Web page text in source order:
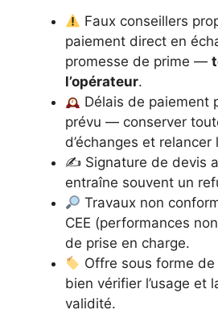
Faux conseillers
paiement direct en
promesse de prime —
l’opérateur.
Délais de paiement
prévu — conserver
d’échanges et relancer
✍️ Signature de devis
entraîne souvent un
Travaux non
CEE (performances
de prise en charge.
Offre sous forme
bien vérifier l’usage et
validité.